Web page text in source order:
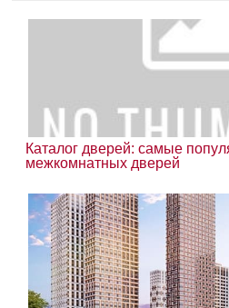
Каталог дверей: самые
межкомнатных дверей